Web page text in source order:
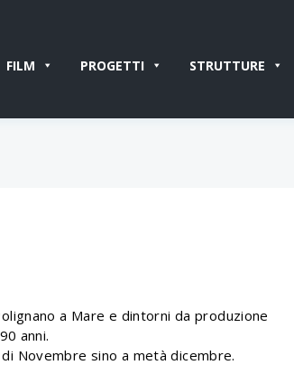
FILM PROGETTI STRUTTURE
a Mare e dintorni da produzione
anni.
Novembre sino a metà dicembre.